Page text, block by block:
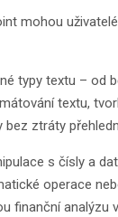
mohou
typy textu – od
textu,
bez ztráty
s čísly a
operace
finanční analýzu